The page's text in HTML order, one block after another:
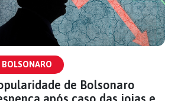
BOLSONARO
de Bolsonaro